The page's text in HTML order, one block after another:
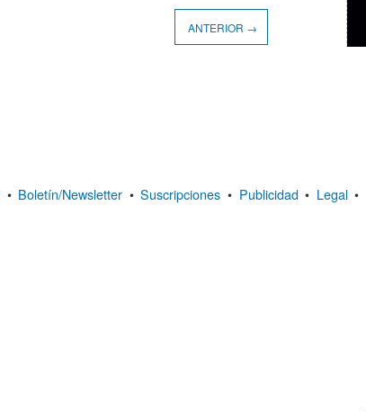
ANTERIOR →
• Boletín/Newsletter • Suscripciones • Publicidad • Legal •